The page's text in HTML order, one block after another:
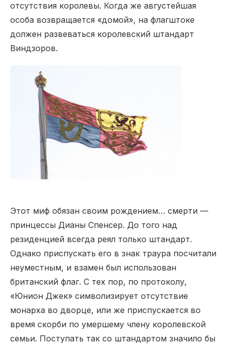
отсутствия королевы. Когда же августейшая
особа возвращается «домой», на флагштоке
должен развеваться королевский штандарт
Виндзоров.
Этот миф обязан своим рождением… смерти —
принцессы Дианы Спенсер. До того над
резиденцией всегда реял только штандарт.
Однако приспускать его в знак траура посчитали
неуместным, и взамен был использован
британский флаг. С тех пор, по протоколу,
«Юнион Джек» символизирует отсутствие
монарха во дворце, или же приспускается во
время скорби по умершему члену королевской
семьи. Поступать так со штандартом значило бы